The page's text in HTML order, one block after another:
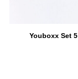
Youboxx Set 5